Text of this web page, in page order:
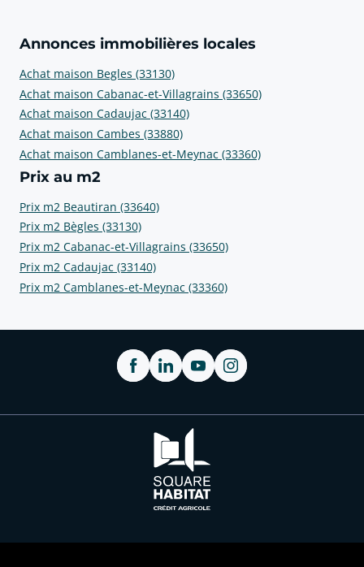
Annonces immobilières locales
Achat maison Begles (33130)
Achat maison Cabanac-et-Villagrains (33650)
Achat maison Cadaujac (33140)
Achat maison Cambes (33880)
Achat maison Camblanes-et-Meynac (33360)
Prix au m2
Prix m2 Beautiran (33640)
Prix m2 Bègles (33130)
Prix m2 Cabanac-et-Villagrains (33650)
Prix m2 Cadaujac (33140)
Prix m2 Camblanes-et-Meynac (33360)